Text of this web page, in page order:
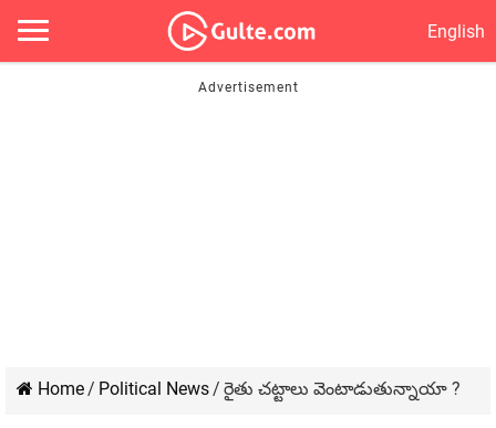
English
Home/ Political News/ రైతు చట్టాలు వెంటాడుతున్నాయా ?